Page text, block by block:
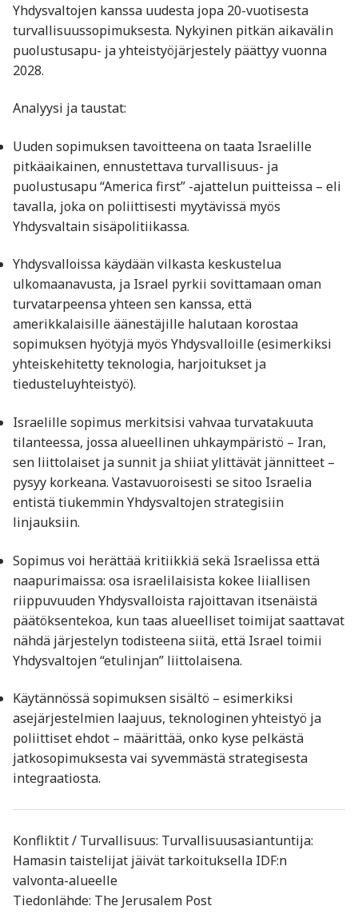
Yhdysvaltojen kanssa uudesta jopa 20-vuotisesta
turvallisuussopimuksesta. Nykyinen pitkän aikavälin
puolustusapu- ja yhteistyöjärjestely päättyy vuonna
2028.
Analyysi ja taustat:
Uuden sopimuksen tavoitteena on taata Israelille
pitkäaikainen, ennustettava turvallisuus- ja
puolustusapu “America first” -ajattelun puitteissa – eli
tavalla, joka on poliittisesti myytävissä myös
Yhdysvaltain sisäpolitiikassa.
Yhdysvalloissa käydään vilkasta keskustelua
ulkomaanavusta, ja Israel pyrkii sovittamaan oman
turvatarpeensa yhteen sen kanssa, että
amerikkalaisille äänestäjille halutaan korostaa
sopimuksen hyötyjä myös Yhdysvalloille (esimerkiksi
yhteiskehitetty teknologia, harjoitukset ja
tiedusteluyhteistyö).
Israelille sopimus merkitsisi vahvaa turvatakuuta
tilanteessa, jossa alueellinen uhkaympäristö – Iran,
sen liittolaiset ja sunnit ja shiiat ylittävät jännitteet –
pysyy korkeana. Vastavuoroisesti se sitoo Israelia
entistä tiukemmin Yhdysvaltojen strategisiin
linjauksiin.
Sopimus voi herättää kritiikkiä sekä Israelissa että
naapurimaissa: osa israelilaisista kokee liiallisen
riippuvuuden Yhdysvalloista rajoittavan itsenäistä
päätöksentekoa, kun taas alueelliset toimijat saattavat
nähdä järjestelyn todisteena siitä, että Israel toimii
Yhdysvaltojen “etulinjan” liittolaisena.
Käytännössä sopimuksen sisältö – esimerkiksi
asejärjestelmien laajuus, teknologinen yhteistyö ja
poliittiset ehdot – määrittää, onko kyse pelkästä
jatkosopimuksesta vai syvemmästä strategisesta
integraatiosta.
Konfliktit / Turvallisuus: Turvallisuusasiantuntija:
Hamasin taistelijat jäivät tarkoituksella IDF:n
valvonta-alueelle
Tiedonlähde: The Jerusalem Post